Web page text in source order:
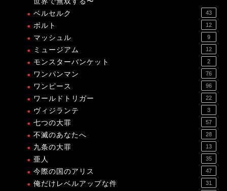
ベルセルク 43
ボルト 12
マッシュル 9
ミュージアム 12
モンスターバンケット 2
ワンパンマン 76
ワンピース 96
ワールドトリガー 22
ヴィジランテ 3
七つの大罪 57
不滅のあなたへ 28
九条の大罪 13
亜人 35
今際の国のアリス 47
俺だけレベルアップな件 31